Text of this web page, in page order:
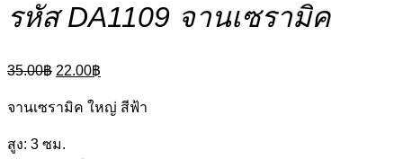
รหัส DA1109 จานเซรามิค
35.00฿ Original
price
was:
22.00฿
price
22.00฿.
จานเซรามิค ใหญ่ สีฟ้า
สูง: 3 ซม.